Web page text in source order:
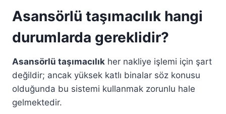
Asansörlü taşımacılık hangi
durumlarda gereklidir?
Asansörlü taşımacılık her nakliye işlemi için şart
değildir; ancak yüksek katlı binalar söz konusu
olduğunda bu sistemi kullanmak zorunlu hale
gelmektedir.